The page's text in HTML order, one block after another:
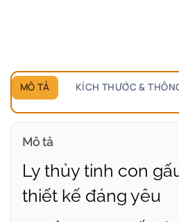
MÔ TẢ KÍCH THƯỚC &
Mô tả
Ly thủy tinh con
thiết kế đáng yêu